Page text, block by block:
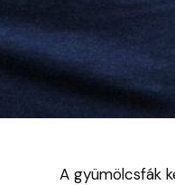
A gyümölcsfák